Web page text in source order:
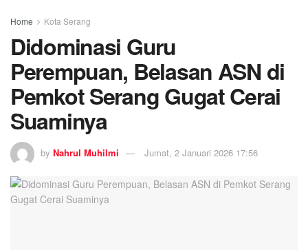
Home Kota Serang
Didominasi Guru
Perempuan, Belasan ASN di
Pemkot Serang Gugat Cerai
Suaminya
by Nahrul Muhilmi Jumat, 2 Januari 2026 17:56